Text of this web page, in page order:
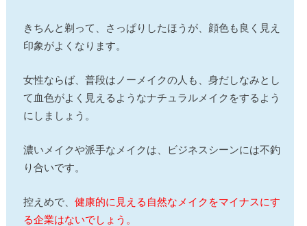
きちんと剃って、さっぱりしたほうが、顔色も良く見え
印象がよくなります。
女性ならば、普段はノーメイクの人も、身だしなみとし
て血色がよく見えるようなナチュラルメイクをするよう
にしましょう。
濃いメイクや派手なメイクは、ビジネスシーンには不釣
り合いです。
控えめで、 健康的に見える自然なメイクをマイナスにす
る企業はないでしょう。